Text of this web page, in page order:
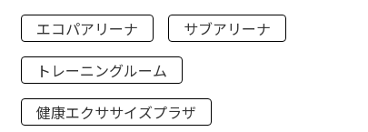
エコパアリーナ
サブアリーナ
トレーニングルーム
健康エクササイズプラザ